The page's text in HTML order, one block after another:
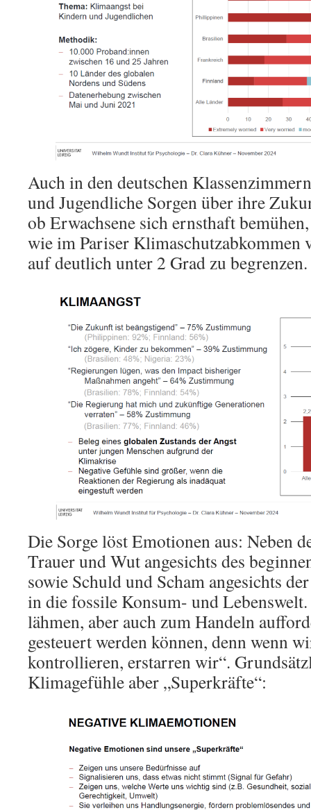
Auch in den deutschen
und Jugendliche Sorgen über ihre
ob Erwachsene sich ernsthaft
wie im Pariser Klimaschutzabkommen
auf deutlich unter 2 Grad zu begrenzen.
Die Sorge löst Emotionen aus: Neben
Trauer und Wut angesichts des
sowie Schuld und Scham angesichts
in die fossile Konsum- und
lähmen, aber auch zum Handeln
gesteuert werden können, denn wenn
kontrollieren, erstarren wir“.
Klimagefühle aber „Superkräfte“: